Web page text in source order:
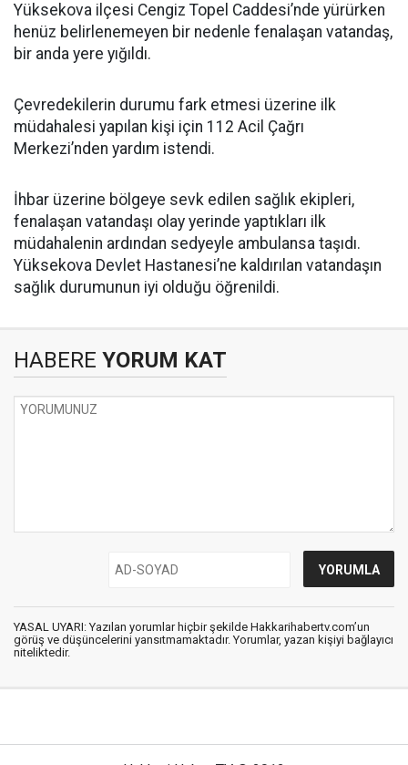
Yüksekova ilçesi Cengiz Topel Caddesi’nde yürürken
henüz belirlenemeyen bir nedenle fenalaşan vatandaş,
bir anda yere yığıldı.
Çevredekilerin durumu fark etmesi üzerine ilk
müdahalesi yapılan kişi için 112 Acil Çağrı
Merkezi’nden yardım istendi.
İhbar üzerine bölgeye sevk edilen sağlık ekipleri,
fenalaşan vatandaşı olay yerinde yaptıkları ilk
müdahalenin ardından sedyeyle ambulansa taşıdı.
Yüksekova Devlet Hastanesi’ne kaldırılan vatandaşın
sağlık durumunun iyi olduğu öğrenildi.
HABERE YORUM KAT
YASAL UYARI: Yazılan yorumlar hiçbir şekilde Hakkarihabertv.com’un
görüş ve düşüncelerini yansıtmamaktadır. Yorumlar, yazan kişiyi bağlayıcı
niteliktedir.